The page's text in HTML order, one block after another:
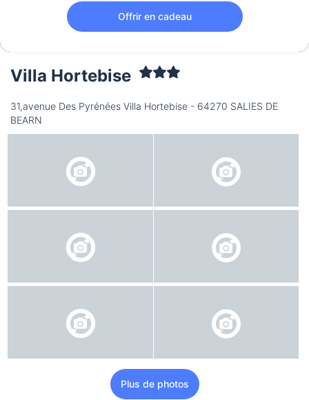
Offrir en cadeau
Villa Hortebise
31,avenue Des Pyrénées Villa Hortebise - 64270 SALIES DE
BEARN
Plus de photos